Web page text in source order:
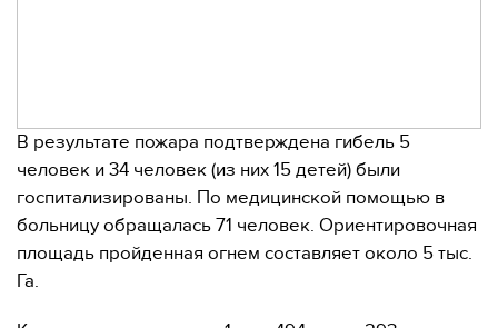
В результате пожара подтверждена гибель 5
человек и 34 человек (из них 15 детей) были
госпитализированы. По медицинской помощью в
больницу обращалась 71 человек. Ориентировочная
площадь пройденная огнем составляет около 5 тыс.
Га.